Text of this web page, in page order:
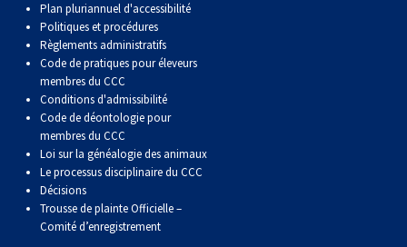
Plan pluriannuel d'accessibilité
Politiques et procédures
Règlements administratifs
Code de pratiques pour éleveurs
membres du CCC
Conditions d'admissibilité
Code de déontologie pour
membres du CCC
Loi sur la généalogie des animaux
Le processus disciplinaire du CCC
Décisions
Trousse de plainte Officielle –
Comité d’enregistrement